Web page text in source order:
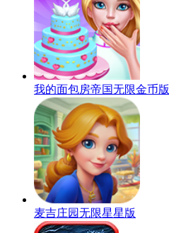
我的面包房帝国无限金币版
麦吉庄园无限星星版